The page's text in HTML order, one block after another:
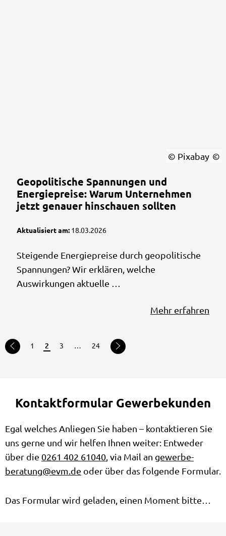
© Pixabay
Geopolitische Spannungen und
Energiepreise: Warum Unternehmen
jetzt genauer hinschauen sollten
Aktualisiert am: 18.03.2026
Steigende Energiepreise durch geopolitische
Spannungen? Wir erklären, welche
Auswirkungen aktuelle …
Mehr erfahren
1 2 3 … 24
Kontaktformular Gewerbekunden
Egal welches Anliegen Sie haben – kontaktieren Sie
uns gerne und wir helfen Ihnen weiter: Entweder
über die 0261 402 61040 , via Mail an gewerbe-
beratung@evm.de oder über das folgende Formular.
Das Formular wird geladen, einen Moment bitte…